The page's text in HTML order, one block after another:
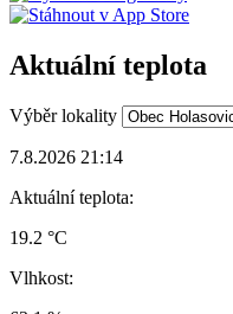
Aktuální teplota
Výběr lokality
7.8.2026 21:14
Aktuální teplota:
19.2 °C
Vlhkost: